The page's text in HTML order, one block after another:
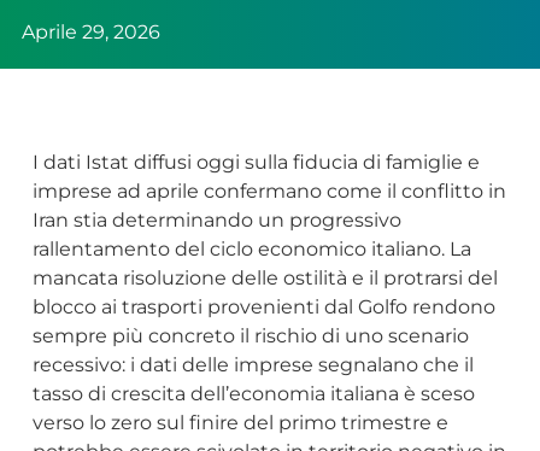
Aprile 29, 2026
I dati Istat diffusi oggi sulla fiducia di famiglie e
imprese ad aprile confermano come il conflitto in
Iran stia determinando un progressivo
rallentamento del ciclo economico italiano. La
mancata risoluzione delle ostilità e il protrarsi del
blocco ai trasporti provenienti dal Golfo rendono
sempre più concreto il rischio di uno scenario
recessivo: i dati delle imprese segnalano che il
tasso di crescita dell’economia italiana è sceso
verso lo zero sul finire del primo trimestre e